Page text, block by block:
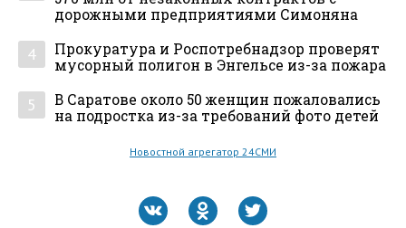
дорожными предприятиями Симоняна
4
Прокуратура и Роспотребнадзор проверят
мусорный полигон в Энгельсе из-за пожара
5
В Саратове около 50 женщин пожаловались
на подростка из-за требований фото детей
Новостной агрегатор 24СМИ